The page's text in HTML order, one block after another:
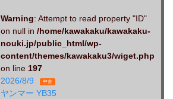
Warning: Attempt to read property "ID"
on null in /home/kawakaku/kawakaku-
nouki.jp/public_html/wp-
content/themes/kawakaku3/wiget.php
on line 197
2026/8/9
中古
ヤンマー YB35